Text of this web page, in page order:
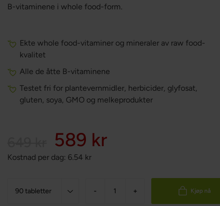
B-vitaminene i whole food-form.
Ekte whole food-vitaminer og mineraler av raw food-
kvalitet
Alle de åtte B-vitaminene
Testet fri for plantevernmidler, herbicider, glyfosat,
gluten, soya, GMO og melkeprodukter
589 kr
Kostnad per dag: 6.54 kr
- + Kjøp nå